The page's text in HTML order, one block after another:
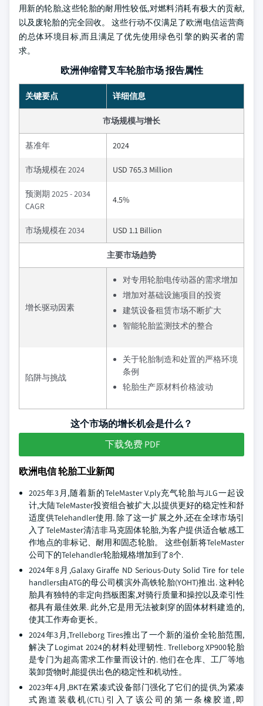
用新的轮胎,这些轮胎的耐用性较低,对燃料消耗有极大的贡献,
以及废轮胎的完全回收。 这些行动不仅满足了欧洲电信运营商
的总体环境目标,而且满足了优先使用绿色引擎的购买者的需
求。
欧洲伸缩臂叉车轮胎市场 报告属性
关键要点 详细信息
市场规模与增长
基准年 2024
市场规模在 2024 USD 765.3 Million
预测期 2025 - 2034
CAGR
4.5%
市场规模在 2034 USD 1.1 Billion
主要市场趋势
增长驱动因素
对专用轮胎电传动器的需求增加
增加对基础设施项目的投资
建筑设备租赁市场不断扩大
智能轮胎监测技术的整合
陷阱与挑战
关于轮胎制造和处置的严格环境
条例
轮胎生产原材料价格波动
这个市场的增长机会是什么？
下载免费 PDF
欧洲电信 轮胎工业新闻
2025年3月,随着新的TeleMaster V.ply充气轮胎与JLG一起设
计,大陆TeleMaster投资组合被扩大,以提供更好的稳定性和舒
适度供Telehandler使用. 除了这一扩展之外,还在全球市场引
入了TeleMaster清洁非马克固体轮胎,为客户提供适合敏感工
作地点的非标记、耐用和固态轮胎。 这些创新将TeleMaster
公司下的Telehandler轮胎规格增加到了8个.
2024年8月,Galaxy Giraffe ND Serious-Duty Solid Tire for tele
handlers由ATG的母公司横滨外高铁轮胎(YOHT)推出. 这种轮
胎具有独特的非定向挡板图案,对骑行质量和操控以及牵引性
都具有最佳效果. 此外,它是用无法被刺穿的固体材料建造的,
使其工作寿命更长。
2024年3月,Trelleborg Tires推出了一个新的溢价全轮胎范围,
解决了Logimat 2024的材料处理韧性. Trelleborg XP900轮胎
是专门为超高需求工作量而设计的. 他们在仓库、工厂等地
装卸货物时,能提供出色的稳定性和机动性。
2023年4月,BKT在紧凑式设备部门强化了它们的提供,为紧凑
式跑道装载机(CTL)引入了该公司的第一条橡胶道,即